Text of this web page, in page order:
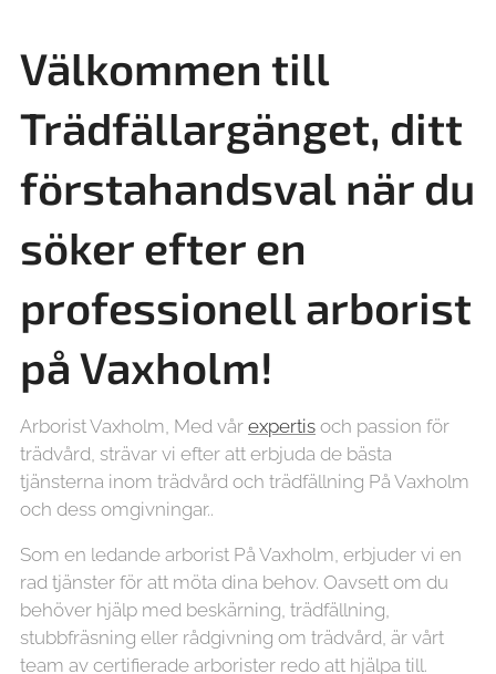
Välkommen till
Trädfällargänget, ditt
förstahandsval när du
söker efter en
professionell arborist
på Vaxholm!
Arborist Vaxholm, Med vår expertis och passion för
trädvård, strävar vi efter att erbjuda de bästa
tjänsterna inom trädvård och trädfällning På Vaxholm
och dess omgivningar..
Som en ledande arborist På Vaxholm, erbjuder vi en
rad tjänster för att möta dina behov. Oavsett om du
behöver hjälp med beskärning, trädfällning,
stubbfräsning eller rådgivning om trädvård, är vårt
team av certifierade arborister redo att hjälpa till.